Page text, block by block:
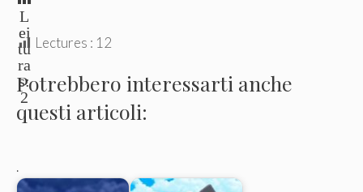
L
ei
tu
ra
s:
2
Lectures : 12
Potrebbero interessarti anche
questi articoli:
.